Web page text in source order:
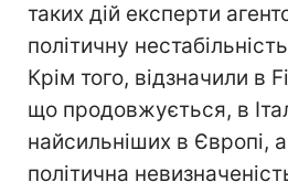
таких дій експерти
політичну
Крім того, відзначили в
що продовжується, в
найсильніших в Європі,
політична